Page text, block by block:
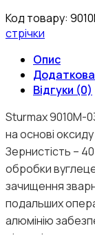
Код товару:
стрічки
Опис
Відгуки (0)
Sturmax 9010M-
на основі
Зернистість –
обробки
зачищення
подальших
алюмінію